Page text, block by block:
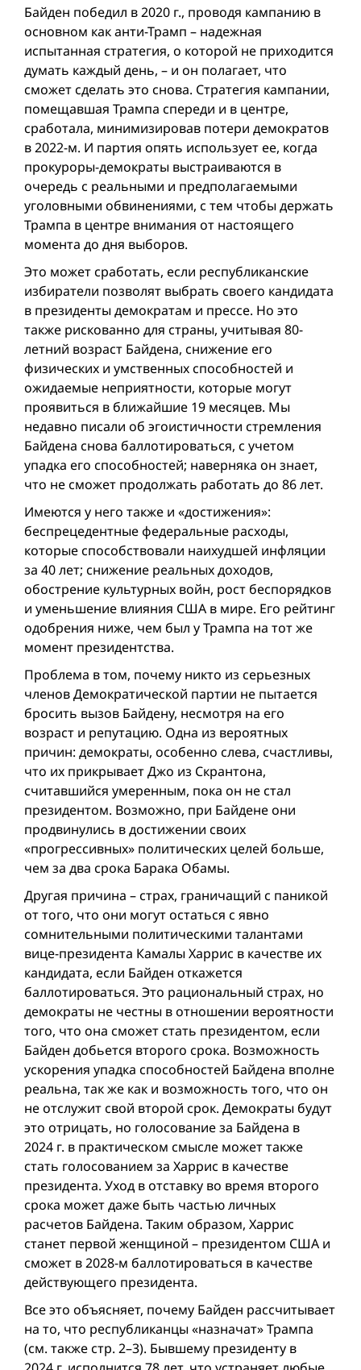
Байден победил в 2020 г., проводя кампанию в
основном как анти-Трамп – надежная
испытанная стратегия, о которой не приходится
думать каждый день, – и он полагает, что
сможет сделать это снова. Стратегия кампании,
помещавшая Трампа спереди и в центре,
сработала, минимизировав потери демократов
в 2022-м. И партия опять использует ее, когда
прокуроры-демократы выстраиваются в
очередь с реальными и предполагаемыми
уголовными обвинениями, с тем чтобы держать
Трампа в центре внимания от настоящего
момента до дня выборов.
Это может сработать, если респуб­ликанские
избиратели позволят выбрать своего кандидата
в президенты демократам и прессе. Но это
также рискованно для страны, учитывая 80-
летний возраст Байдена, снижение его
физических и умственных способностей и
ожидаемые неприятности, которые могут
проявиться в ближайшие 19 месяцев. Мы
недавно писали об эгоистичности стремления
Байдена снова баллотироваться, c учeтoм
упадкa его способностей; наверняка он знает,
что не сможет продолжать работать до 86 лет.
Имеются y него также и «достижения»:
беспрецедентные федеральные расходы,
которые способствовали нaихудшей инфляции
за 40 лет; снижение реальных доходов,
обострение культурных войн, рост беспорядков
и уменьшение влияния США в мире. Его рейтинг
одобрения ниже, чем был у Трампа на тот же
момент президентства.
Проблема в том, почему никто из серьезных
членов Демократической партии не пытается
бросить вызов Байдену, несмотря на его
возраст и репутацию. Одна из вероятных
причин: демократы, особенно слева, счастливы,
что их прикрывает Джо из Скрантона,
считавшийся умеренным, пока он не стал
президентом. Возможно, при Байдене они
продвинулись в достижении своих
«прогрессивных» политических целей больше,
чем за два срока Барака Обамы.
Другая причина – страх, граничащий с паникой
от того, что они могут остаться с явно
сомнительными политическими талантами
вице-президента Камалы Харрис в качестве их
кандидата, если Байден откажется
баллотироваться. Это рациональный страх, но
демократы не честны в отношении вероятности
того, что она сможет стать президентом, если
Байден добьется второго срокa. Возможность
ускорения упадка способностей Байдена вполне
реальна, так же как и возможность того, что он
не отслужит свой второй срок. Демократы будут
это отрицать, но голосование за Байдена в
2024 г. в практическом смысле может также
стать голосованием за Харрис в качестве
президента. Уход в отставку во время второго
срока может даже быть частью личных
расчетов Байдена. Таким образом, Харрис
станет первой женщиной – президентом США и
сможет в 2028-м баллотироваться в качестве
действующего президента.
Все это объясняет, почему Байден рассчитывает
на то, что респуб­ликанцы «назначат» Трампа
(см. также стр. 2–3). Бывшему президенту в